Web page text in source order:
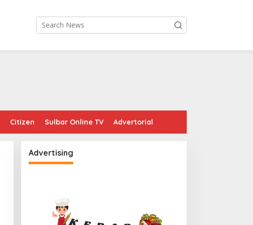
Citizen Sulbar Online TV Advertorial
Advertising